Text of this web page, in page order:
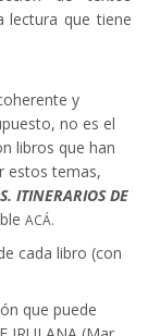
lectura que tiene
y
no es el
libros que han
estos temas,
ITINERARIOS DE
ACÁ.
cada libro (con
que puede